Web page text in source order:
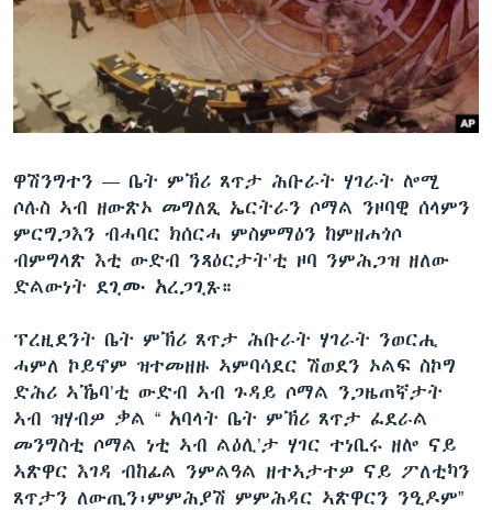
ቂሔ ጽልሚ
ቋንቋታት
ዋሽንግተን — ቤት ምኽሪ ጸጥታ ሕቡራት ሃገራት ሎሚ
ሶሉስ ኣብ ዘውጽኦ መግለጺ ኤርትራን ሶማል ንዞባዊ ሰላምን
ምርግጋእን ብሓባር ክሰርሓ ምስምማዕን ከምዘሐጎሶ
ብምግላጽ እቲ ውድብ ንጻዕርታት’ቲ ዞባ ንምሕጋዝ ዘለው
ድልውነት ደጊሙ አረጋጊጹ።
ፕረዚደንት ቤት ምኽሪ ጸጥታ ሕቡራት ሃገራት ንወርሒ
ሓምለ ኮይኖም ዝተመዘዙ ኣምባሳደር ሽወደን ኦልፍ ስኮግ
ድሕሪ ኣኼባ’ቲ ውድብ ኣብ ጉዳይ ሶማል ንጋዜጠኛታት
ኣብ ዝሃብዎ ቃል “ አባላት ቤት ምኽሪ ጸጥታ ፈደራል
መንግስቲ ሶማል ነቲ ኣብ ልዕሊ’ታ ሃገር ተነቢሩ ዘሎ ናይ
ኣጽዋር እገዳ ብከፊል ንምልዓል ዘተኣታተዎ ናይ ፖለቲካን
ጸጥታን ለውጢን፡ምምሕያሽ ምምሕዳር ኣጽዋርን ንዒዶም”